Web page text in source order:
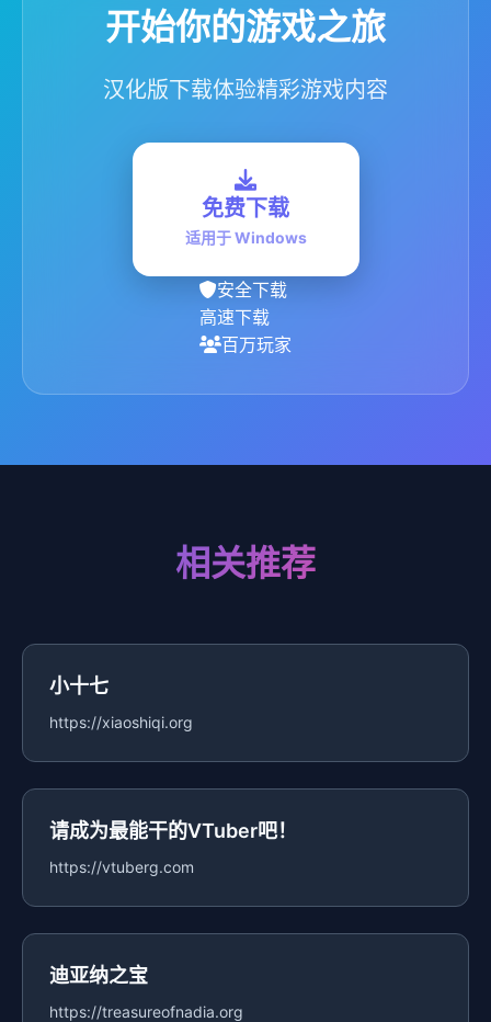
开始你的游戏之旅
汉化版下载体验精彩游戏内容
免费下载
适用于 Windows
安全下载
高速下载
百万玩家
相关推荐
小十七
https://xiaoshiqi.org
请成为最能干的VTuber吧！
https://vtuberg.com
迪亚纳之宝
https://treasureofnadia.org